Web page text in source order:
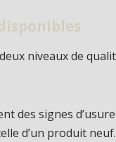
niveaux de
des signes
d’un produit neuf.